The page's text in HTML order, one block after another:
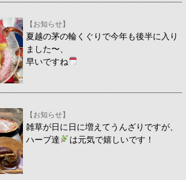
【お知らせ】
夏越の茅の輪くぐりで今年も後半に入り
ました〜、
早いですね
【お知らせ】
雑草が日に日に増えてうんざりですが、
ハーブ達
は元気で嬉しいです！